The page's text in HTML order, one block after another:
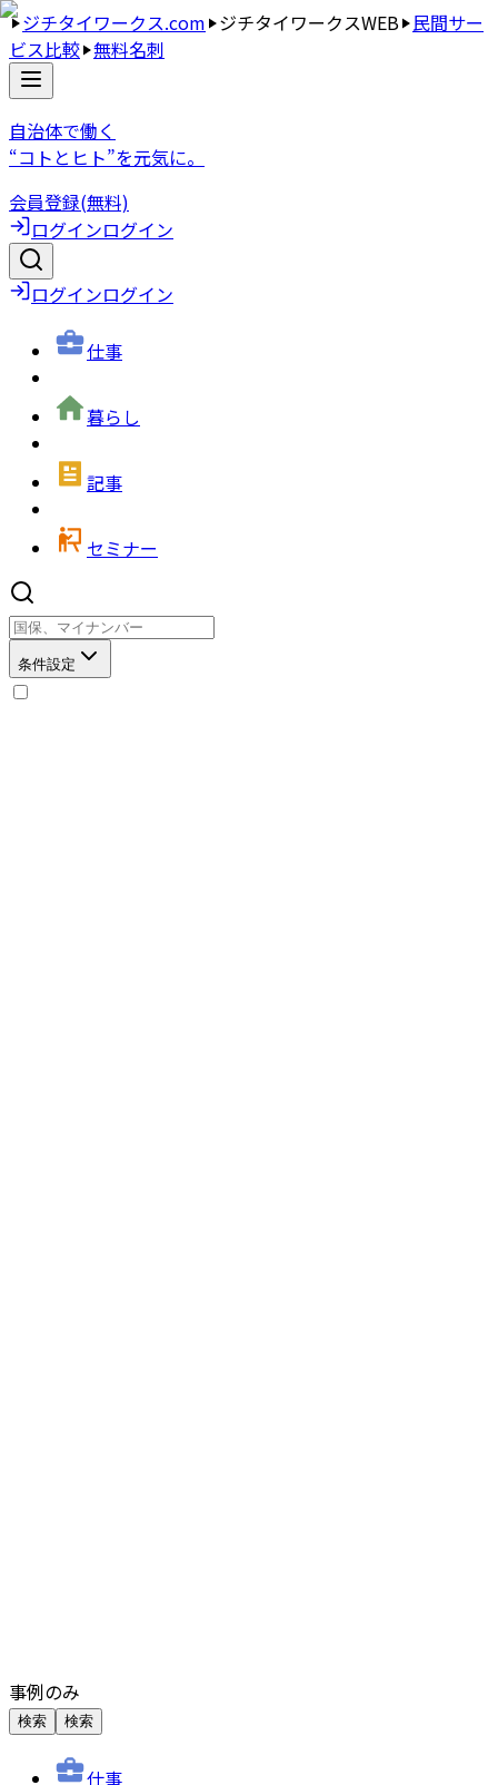
ジチタイワークス.com ジチタイワークスWEB 民間サー
ビス比較 無料名刺
自治体で働く
“コトとヒト”を元気に。
会員登録(無料)
ログインログイン
ログインログイン
仕事
暮らし
記事
セミナー
条件設定
事例のみ
検索 検索
仕事